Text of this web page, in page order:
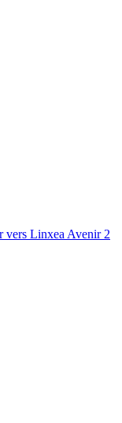
vers Linxea Avenir 2